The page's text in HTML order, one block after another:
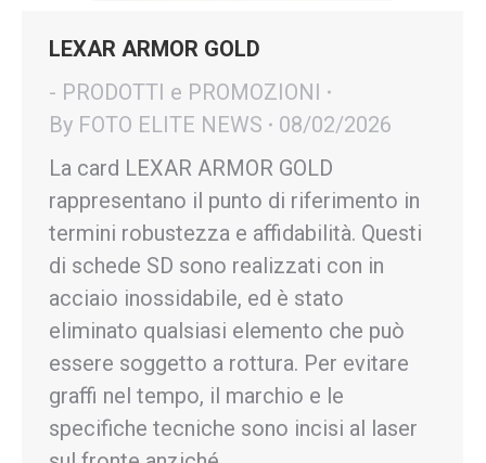
LEXAR ARMOR GOLD
- PRODOTTI e PROMOZIONI
By FOTO ELITE NEWS
08/02/2026
La card LEXAR ARMOR GOLD
rappresentano il punto di riferimento in
termini robustezza e affidabilità. Questi
di schede SD sono realizzati con in
acciaio inossidabile, ed è stato
eliminato qualsiasi elemento che può
essere soggetto a rottura. Per evitare
graffi nel tempo, il marchio e le
specifiche tecniche sono incisi al laser